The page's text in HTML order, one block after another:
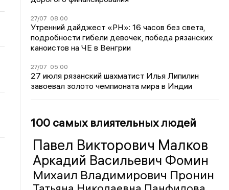
27/07 08:00
Утренний дайджест «РН»: 16 часов без света,
подробности гибели девочек, победа рязанских
каноистов на ЧЕ в Венгрии
27/07 05:00
27 июля рязанский шахматист Илья Липилин
завоевал золото чемпионата мира в Индии
100 самых влиятельных людей
Павел Викторович Малков
Аркадий Васильевич Фомин
Михаил Владимирович Пронин